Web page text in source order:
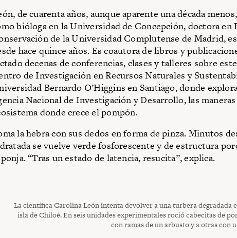
de cuarenta años, aunque aparente una década
bióloga en la Universidad de Concepción, doctora en
de la Universidad Complutense de Madrid,
hace quince años. Es coautora de libros y
decenas de conferencias, clases y talleres sobre
de Investigación en Recursos Naturales y
Bernardo O’Higgins en Santiago, donde
Nacional de Investigación y Desarrollo, las
donde crece el pompón.
la hebra con sus dedos en forma de pinza. Minutos
se vuelve verde fosforescente y de estructura
“Tras un estado de latencia, resucita”, explica.
La científica Carolina León intenta devolver a una turbera degradada
isla de Chiloé. En seis unidades experimentales roció cabecitas de
con ramas de un arbusto y a otras con